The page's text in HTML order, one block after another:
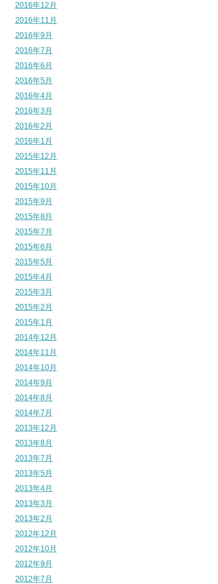
2016年12月
2016年11月
2016年9月
2016年7月
2016年6月
2016年5月
2016年4月
2016年3月
2016年2月
2016年1月
2015年12月
2015年11月
2015年10月
2015年9月
2015年8月
2015年7月
2015年6月
2015年5月
2015年4月
2015年3月
2015年2月
2015年1月
2014年12月
2014年11月
2014年10月
2014年9月
2014年8月
2014年7月
2013年12月
2013年8月
2013年7月
2013年5月
2013年4月
2013年3月
2013年2月
2012年12月
2012年10月
2012年9月
2012年7月